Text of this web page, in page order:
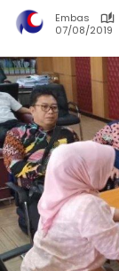
Embas
07/08/2019